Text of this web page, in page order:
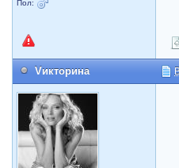
Пол:
Vикторина